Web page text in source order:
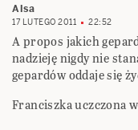
Alsa
17 LUTEGO 2011 22:52
A propos jakich
nadzieję nigdy nie
gepardów oddaje się
Franciszka uczczona